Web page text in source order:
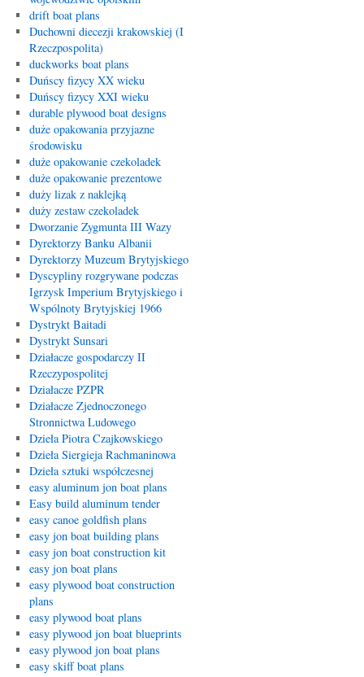
drift boat plans
Duchowni diecezji krakowskiej (I
Rzeczpospolita)
duckworks boat plans
Duńscy fizycy XX wieku
Duńscy fizycy XXI wieku
durable plywood boat designs
duże opakowania przyjazne
środowisku
duże opakowanie czekoladek
duże opakowanie prezentowe
duży lizak z naklejką
duży zestaw czekoladek
Dworzanie Zygmunta III Wazy
Dyrektorzy Banku Albanii
Dyrektorzy Muzeum Brytyjskiego
Dyscypliny rozgrywane podczas
Igrzysk Imperium Brytyjskiego i
Wspólnoty Brytyjskiej 1966
Dystrykt Baitadi
Dystrykt Sunsari
Działacze gospodarczy II
Rzeczypospolitej
Działacze PZPR
Działacze Zjednoczonego
Stronnictwa Ludowego
Dzieła Piotra Czajkowskiego
Dzieła Siergieja Rachmaninowa
Dzieła sztuki współczesnej
easy aluminum jon boat plans
Easy build aluminum tender
easy canoe goldfish plans
easy jon boat building plans
easy jon boat construction kit
easy jon boat plans
easy plywood boat construction
plans
easy plywood boat plans
easy plywood jon boat blueprints
easy plywood jon boat plans
easy skiff boat plans